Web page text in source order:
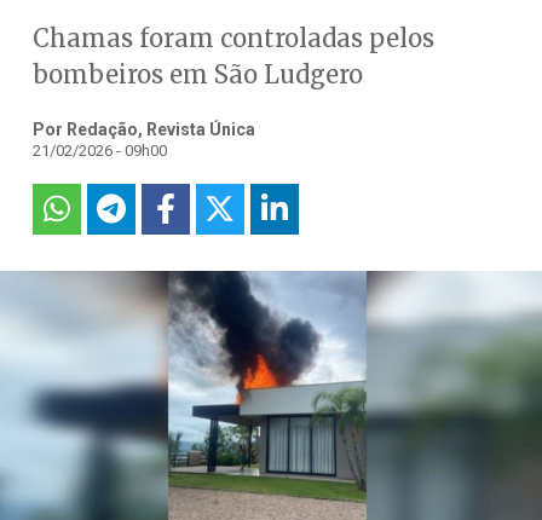
Chamas foram controladas pelos
bombeiros em São Ludgero
Por Redação, Revista Única
21/02/2026 - 09h00